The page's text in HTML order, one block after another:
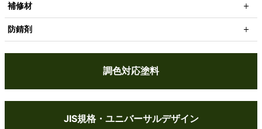
補修材
防錆剤
調色対応塗料
JIS規格・ユニバーサルデザイン